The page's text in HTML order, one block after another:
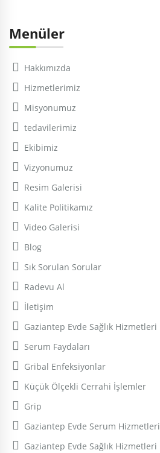
Menüler
Hakkımızda
Hizmetlerimiz
Misyonumuz
tedavilerimiz
Ekibimiz
Vizyonumuz
Resim Galerisi
Kalite Politikamız
Video Galerisi
Blog
Sık Sorulan Sorular
Radevu Al
İletişim
Gaziantep Evde Sağlık Hizmetleri
Serum Faydaları
Gribal Enfeksiyonlar
Küçük Ölçekli Cerrahi İşlemler
Grip
Gaziantep Evde Serum Hizmetleri
Gaziantep Evde Sağlık Hizmetleri